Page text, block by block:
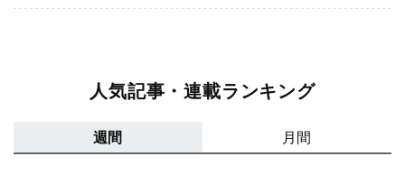
人気記事・連載ランキング
週間 月間